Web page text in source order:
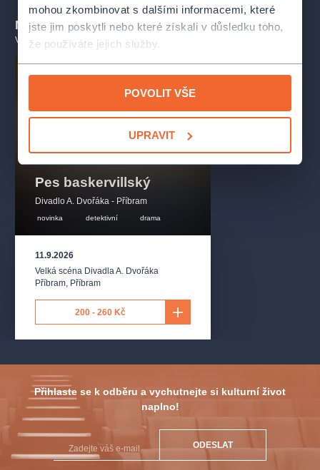
mohou zkombinovat s dalšími informacemi, které
jste jim poskytli nebo které získali v důsledku toho,
že používáte jejich služby.
POVOLIT VŠE
UPRAVIT
Mohlo by se vám líbit
VŠECHNY TERMÍNY
Pes baskervillský
Divadlo A. Dvořáka - Příbram
novinka detektivní drama
11.9.2026
Velká scéna Divadla A. Dvořáka
Příbram, Příbram
200 - 260 Kč
Přihlaste se k odběru a vychutnejte si kulturní život
naplno!
ODESLAT